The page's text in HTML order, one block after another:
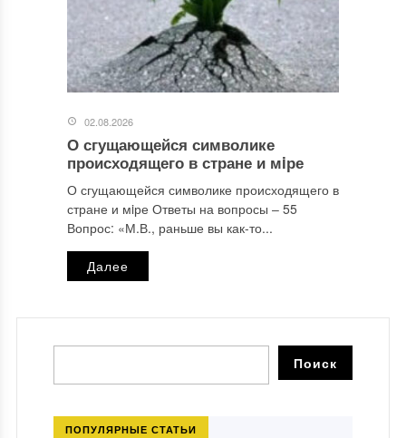
02.08.2026
О сгущающейся символике
происходящего в стране и мiре
О сгущающейся символике происходящего в
стране и мiре Ответы на вопросы ‒ 55
Вопрос: «М.В., раньше вы как-то...
Далее
ПОПУЛЯРНЫЕ СТАТЬИ